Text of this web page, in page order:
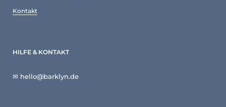
Kontakt
HILFE & KONTAKT
✉ hello@barklyn.de